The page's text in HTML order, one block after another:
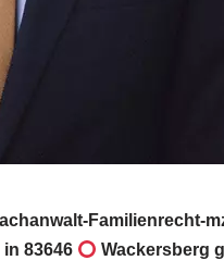
Familienrecht-
83646 Wackersberg